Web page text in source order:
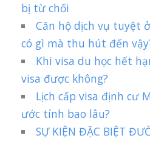
bị từ chối
Căn hộ dịch vụ tuyệt
có gì mà thu hút đến
Khi visa du học hết
visa được không?
Lịch cấp visa định cư
ước tính bao lâu?
SỰ KIỆN ĐẶC BIỆT